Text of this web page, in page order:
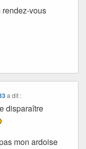
vous
a dit :
disparaître
mon ardoise